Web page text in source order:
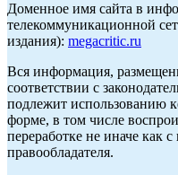
Доменное имя сайта в
телекоммуникационной
издания): megacritic.ru
Вся информация,
соответствии с
подлежит использованию
форме, в том числе
переработке не иначе как
правообладателя.